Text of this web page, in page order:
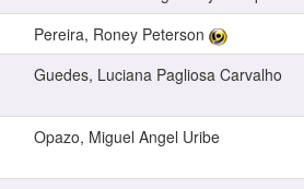
Pereira, Roney Peterson
Guedes, Luciana Pagliosa Carvalho
Opazo, Miguel Angel Uribe